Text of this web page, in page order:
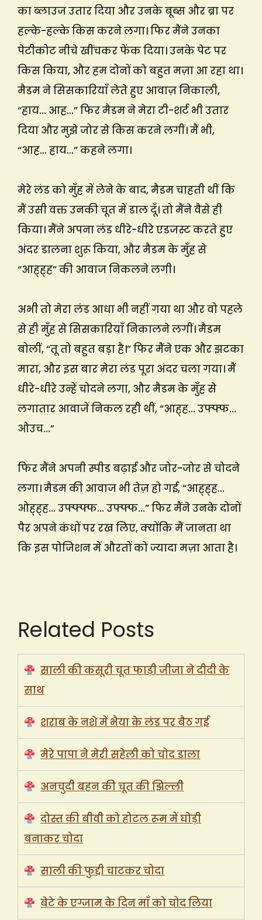
का ब्लाउज उतार दिया और उनके बूब्स और ब्रा पर
हल्के-हल्के किस करने लगा। फिर मैंने उनका
पेटीकोट नीचे खींचकर फेंक दिया। उनके पेट पर
किस किया, और हम दोनों को बहुत मज़ा आ रहा था।
मैडम ने सिसकारियाँ लेते हुए आवाज़ निकाली,
“हाय… आह…” फिर मैडम ने मेरा टी-शर्ट भी उतार
दिया और मुझे जोर से किस करने लगीं। मैं भी,
“आह… हाय…” कहने लगा।
मेरे लंड को मुँह में लेने के बाद, मैडम चाहती थीं कि
मैं उसी वक्त उनकी चूत में डाल दूँ। तो मैंने वैसे ही
किया। मैंने अपना लंड धीरे-धीरे एडजस्ट करते हुए
अंदर डालना शुरू किया, और मैडम के मुँह से
“आह्ह्ह” की आवाज निकलने लगी।
अभी तो मेरा लंड आधा भी नहीं गया था और वो पहले
से ही मुँह से सिसकारियाँ निकालने लगीं। मैडम
बोलीं, “तू तो बहुत बड़ा है।” फिर मैंने एक और झटका
मारा, और इस बार मेरा लंड पूरा अंदर चला गया। मैं
धीरे-धीरे उन्हें चोदने लगा, और मैडम के मुँह से
लगातार आवाजें निकल रही थीं, “आह्ह… उफ्फ्फ…
ओउच…”
फिर मैंने अपनी स्पीड बढ़ाई और जोर-जोर से चोदने
लगा। मैडम की आवाज भी तेज़ हो गई, “आह्ह्ह…
ओह्ह्ह… उफ्फ्फ्फ… उफ्फ्फ…” फिर मैंने उनके दोनों
पैर अपने कंधों पर रख लिए, क्योंकि मैं जानता था
कि इस पोजिशन में औरतों को ज्यादा मज़ा आता है।
Related Posts
साली की कसूरी चूत फाड़ी जीजा ने दीदी के
साथ
शराब के नशे में भैया के लंड पर बैठ गई
मेरे पापा ने मेरी सहेली को चोद डाला
अनचुदी बहन की चूत की झिल्ली
दोस्त की बीवी को होटल रूम में घोड़ी
बनाकर चोदा
साली की फुद्दी चाटकर चोदा
बेटे के एग्जाम के दिन माँ को चोद लिया